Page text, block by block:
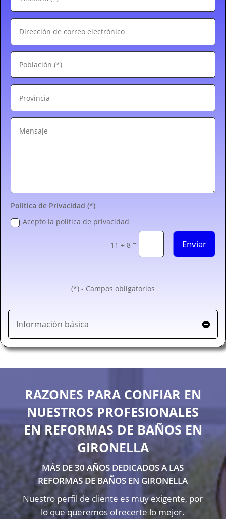
Política de Privacidad (*)
Acepto la política de privacidad
11 + 8 = Enviar
(*) - Campos obligatorios
Información básica
RAZONES PARA CONFIAR EN
NUESTROS PROFESIONALES
EN REFORMAS DE BAÑOS EN
GIRONELLA
MÁS DE 30 AÑOS DEDICADOS A LAS
REFORMAS DE BAÑOS EN GIRONELLA
Nuestro perfil de cliente es muy exigente, por
lo que queremos ofrecerte lo mejor.